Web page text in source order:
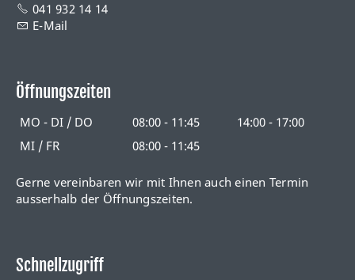
041 932 14 14
E-Mail
Öffnungszeiten
MO - DI / DO 08:00 - 11:45
14:00 - 17:00
MI / FR
08:00 - 11:45
Gerne vereinbaren wir mit Ihnen auch einen Termin
ausserhalb der Öffnungszeiten.
Schnellzugriff